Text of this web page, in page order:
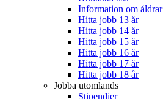
Information om åldrar
Hitta jobb 13 år
Hitta jobb 14 år
Hitta jobb 15 år
Hitta jobb 16 år
Hitta jobb 17 år
Hitta jobb 18 år
Jobba utomlands
Stipendier